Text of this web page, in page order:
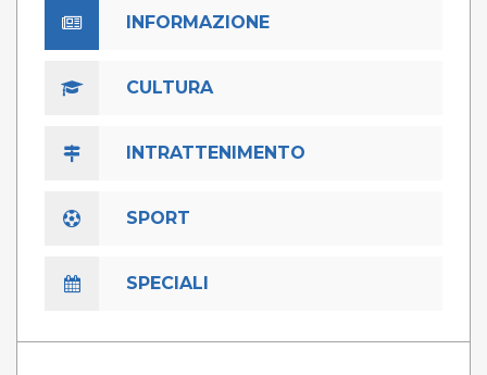
INFORMAZIONE
CULTURA
INTRATTENIMENTO
SPORT
SPECIALI